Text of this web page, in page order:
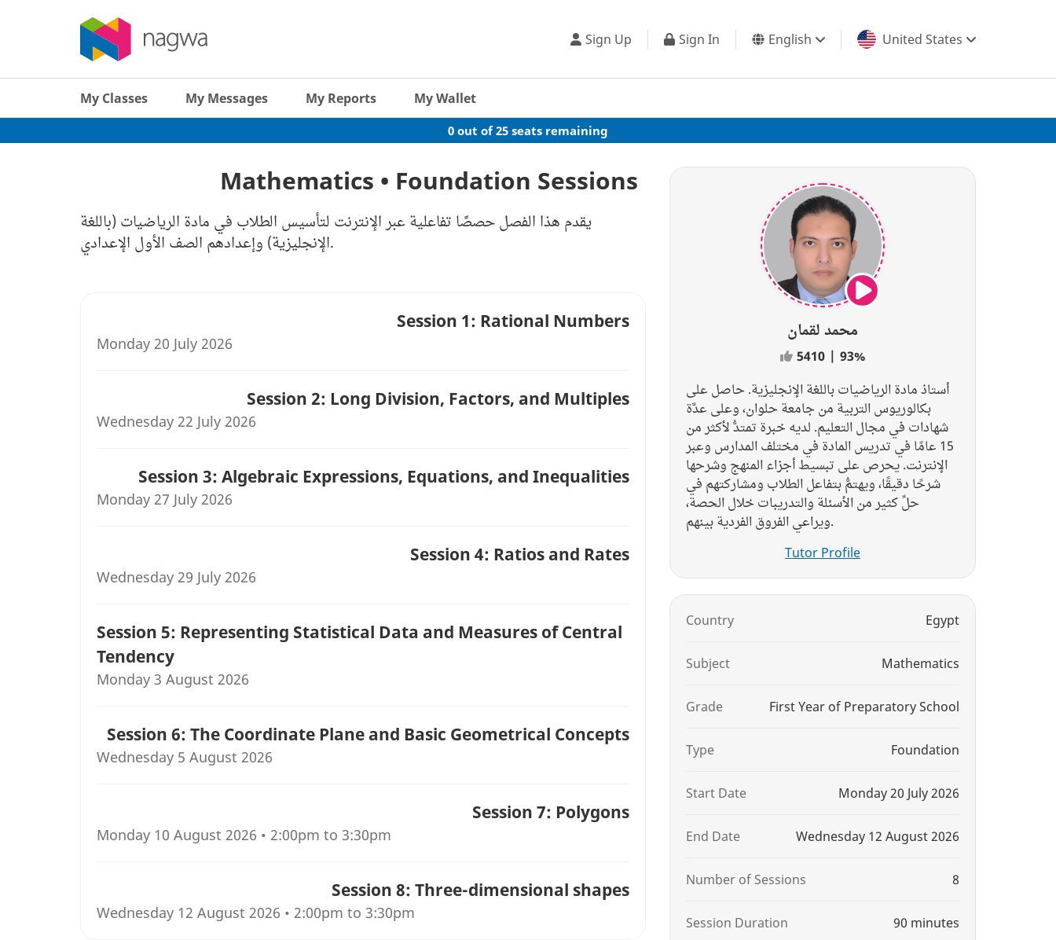
Sign Up Sign In English United States
My Classes My Messages My Reports My Wallet
0 out of 25 seats remaining
Mathematics • Foundation Sessions
يقدم هذا الفصل حصصًا تفاعلية عبر الإنترنت لتأسيس الطلاب في مادة الرياضيات (باللغة
الإنجليزية) وإعدادهم الصف الأول الإعدادي.
Session 1: Rational Numbers
Monday 20 July 2026
Session 2: Long Division, Factors, and Multiples
Wednesday 22 July 2026
Session 3: Algebraic Expressions, Equations, and Inequalities
Monday 27 July 2026
Session 4: Ratios and Rates
Wednesday 29 July 2026
Session 5: Representing Statistical Data and Measures of Central
Tendency
Monday 3 August 2026
Session 6: The Coordinate Plane and Basic Geometrical Concepts
Wednesday 5 August 2026
Session 7: Polygons
Monday 10 August 2026 • 2:00pm to 3:30pm
Session 8: Three-dimensional shapes
Wednesday 12 August 2026 • 2:00pm to 3:30pm
محمد لقمان
5410 | 93%
أستاذ مادة الرياضيات باللغة الإنجليزية. حاصل على
بكالوريوس التربية من جامعة حلوان، وعلى عدَّة
شهادات في مجال التعليم. لديه خبرة تمتدُّ لأكثر من
15 عامًا في تدريس المادة في مختلف المدارس وعبر
الإنترنت. يحرص على تبسيط أجزاء المنهج وشرحها
شرحًا دقيقًا، ويهتمُّ بتفاعل الطلاب ومشاركتهم في
حلِّ كثير من الأسئلة والتدريبات خلال الحصة،
ويراعي الفروق الفردية بينهم.
Tutor Profile
Country Egypt
Subject Mathematics
Grade First Year of Preparatory School
Type Foundation
Start Date Monday 20 July 2026
End Date Wednesday 12 August 2026
Number of Sessions 8
Session Duration 90 minutes